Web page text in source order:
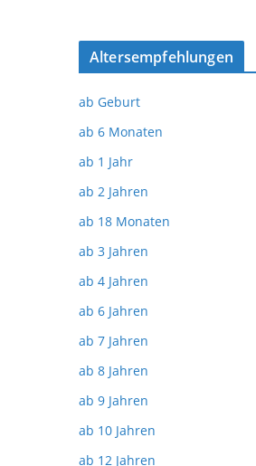
Altersempfehlungen
ab Geburt
ab 6 Monaten
ab 1 Jahr
ab 2 Jahren
ab 18 Monaten
ab 3 Jahren
ab 4 Jahren
ab 6 Jahren
ab 7 Jahren
ab 8 Jahren
ab 9 Jahren
ab 10 Jahren
ab 12 Jahren